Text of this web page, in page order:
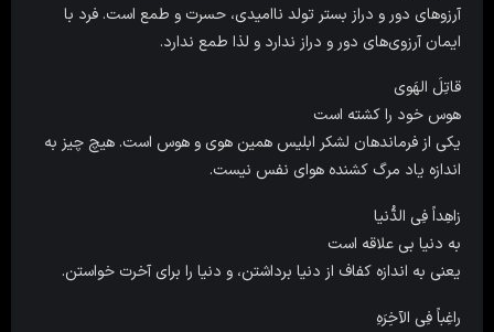
آرزوهای دور و دراز بستر تولد ناامیدی، حسرت و طمع است. فرد با
ایمان آرزوی‌های دور و دراز ندارد و لذا طمع ندارد.
قاتِلَ الهَوى
هوس خود را کشته است
یکی از فرماندهان لشکر ابلیس همین هوی و هوس است. هیچ چیز به
اندازه یاد مرگ کشنده هوای نفس نیست.
زاهِداً فِی الدُّنیا
به دنیا بى علاقه است
یعنی به اندازه کفاف از دنیا برداشتن، و دنیا را برای آخرت خواستن.
راغِباً فِی الآخِرَهِ